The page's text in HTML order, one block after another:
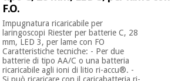
F.O.
Impugnatura ricaricabile per
laringoscopi Riester per batterie C, 28
mm, LED 3, per lame con FO
Caratteristiche tecniche: - Per due
batterie di tipo AA/C o una batteria
ricaricabile agli ioni di litio ri-accu®. -